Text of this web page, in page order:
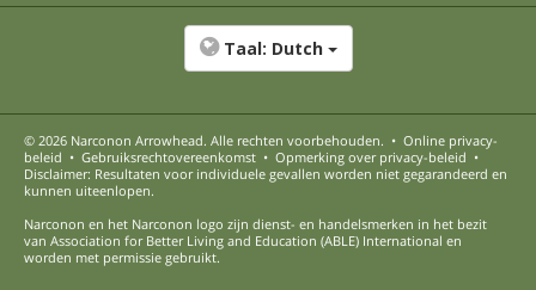
Taal: Dutch
© 2026 Narconon Arrowhead. Alle rechten voorbehouden. • Online privacy-
beleid • Gebruiksrechtovereenkomst • Opmerking over privacy-beleid •
Disclaimer: Resultaten voor individuele gevallen worden niet gegarandeerd en
kunnen uiteenlopen.
Narconon en het Narconon logo zijn dienst- en handelsmerken in het bezit
van Association for Better Living and Education (ABLE) International en
worden met permissie gebruikt.